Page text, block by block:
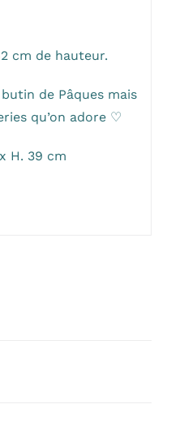
cm de hauteur.
de Pâques mais
qu’on adore ♡
H. 39 cm